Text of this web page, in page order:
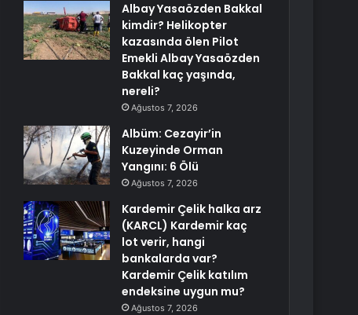
Albay Yasaözden Bakkal
kimdir? Helikopter
kazasında ölen Pilot
Emekli Albay Yasaözden
Bakkal kaç yaşında,
nereli?
Ağustos 7, 2026
Albüm: Cezayir’in
Kuzeyinde Orman
Yangını: 6 Ölü
Ağustos 7, 2026
Kardemir Çelik halka arz
(KARCL) Kardemir kaç
lot verir, hangi
bankalarda var?
Kardemir Çelik katılım
endeksine uygun mu?
Ağustos 7, 2026